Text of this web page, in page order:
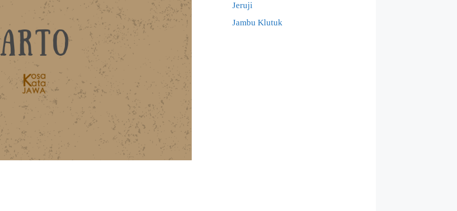
Jeruji
Jambu Klutuk